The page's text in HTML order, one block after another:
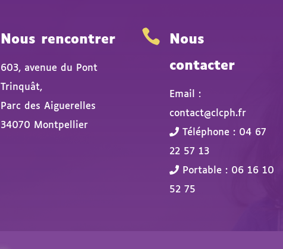
Nous rencontrer
603, avenue du Pont
Trinquât,
Parc des Aiguerelles
34070 Montpellier

Nous
contacter
Email :
contact@clcph.fr
Téléphone : 04 67
22 57 13
Portable : 06 16 10
52 75